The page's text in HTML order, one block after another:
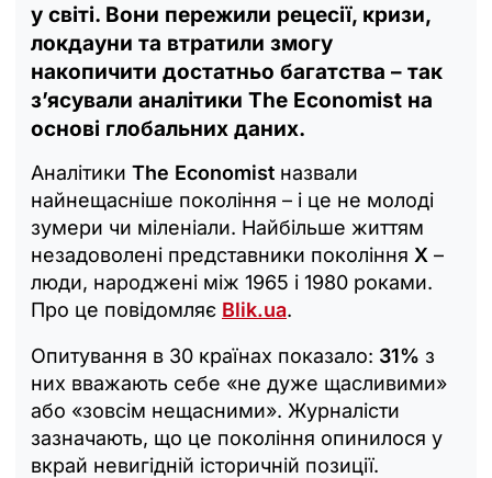
у світі. Вони пережили рецесії, кризи,
локдауни та втратили змогу
накопичити достатньо багатства – так
з’ясували аналітики The Economist на
основі глобальних даних.
Аналітики The Economist назвали
найнещасніше покоління – і це не молоді
зумери чи міленіали. Найбільше життям
незадоволені представники покоління X –
люди, народжені між 1965 і 1980 роками.
Про це повідомляє Blik.ua.
Опитування в 30 країнах показало: 31% з
них вважають себе «не дуже щасливими»
або «зовсім нещасними». Журналісти
зазначають, що це покоління опинилося у
вкрай невигідній історичній позиції.